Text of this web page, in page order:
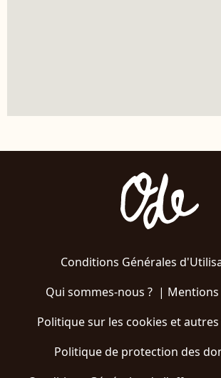
Conditions Générales
Qui sommes-nous ?| Mentions
Politique sur les cookies et
Politique de protection des